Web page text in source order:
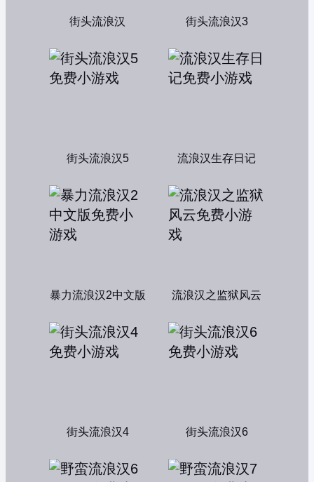
街头流浪汉 街头流浪汉3
街头流浪汉5 流浪汉生存日记
暴力流浪汉2中文版 流浪汉之监狱风云
街头流浪汉4 街头流浪汉6